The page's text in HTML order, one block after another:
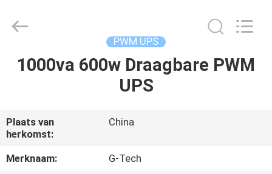
THUIS
OVER
ONS
POWER
GROUP.
Reserved.
PWM UPS
1000va 600w Draagbare PWM
UPS
Plaats van
herkomst:
China
Merknaam:
G-Tech